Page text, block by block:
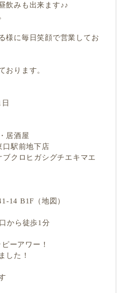
飲みも出来ます♪♪
様に毎日笑顔で営業してお
おります。
居酒屋
口駅前地下店
ブクロヒガシグチエキマエ
14 B1F（地図）
から徒歩1分
ーアワー！
した！